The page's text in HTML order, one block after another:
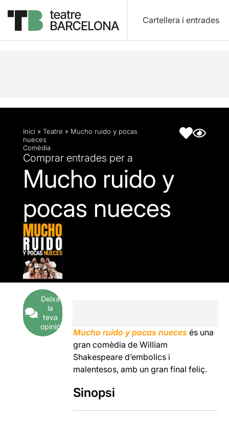
Cartellera i entrades
Descripció Fitxa artística
Inici » Teatre » Mucho ruido y pocas
nueces
Comèdia
Comprar entrades per a
Mucho ruido y
pocas nueces
Deixa
la
teva
opinió
Mucho ruido y pocas nueces és una
gran comèdia de William
Shakespeare d’embolics i
malentesos, amb un gran final feliç.
Sinopsi